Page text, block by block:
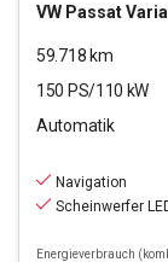
VW Passat Variant
59.718 km
150 PS/110 kW
Automatik
Navigation
Scheinwerfer
Energieverbrauch